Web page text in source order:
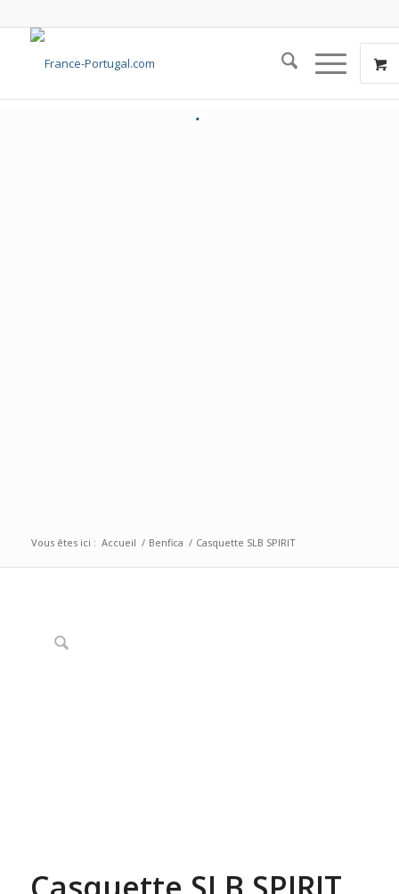
Vous êtes ici : Accueil / Benfica / Casquette SLB SPIRIT